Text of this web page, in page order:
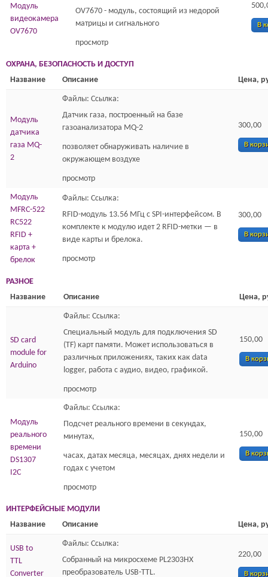
Модуль
видеокамера
OV7670
OV7670 - модуль, состоящий из недорой
матрицы и сигнального
просмотр
В
ОХРАНА, БЕЗОПАСНОСТЬ И ДОСТУП
Название
Описание Цена,
Модуль
датчика
газа MQ-
2
Файлы: Ссылка:
Датчик газа, построенный на базе
газоанализатора MQ-2
позволяет обнаруживать наличие в
окружающем воздухе
просмотр
300,00
В
Модуль
MFRC-522
RC522
RFID +
карта +
брелок
Файлы: Ссылка:
RFID-модуль 13.56 МГц с SPI-интерфейсом. В
комплекте к модулю идет 2 RFID-метки — в
виде карты и брелока.
просмотр
300,00
В
РАЗНОЕ
Название
Описание Цена,
SD card
module for
Arduino
Файлы: Ссылка:
Специальный модуль для подключения SD
(TF) карт памяти. Может использоваться в
различных приложениях, таких как data
logger, работа с аудио, видео, графикой.
просмотр
150,00
В
Модуль
реального
времени
DS1307
I2C
Файлы: Ссылка:
Подсчет реального времени в секундах,
минутах,
часах, датах месяца, месяцах, днях недели и
годах с учетом
просмотр
150,00
В
ИНТЕРФЕЙСНЫЕ МОДУЛИ
Название
Описание Цена,
USB to
TTL
Converter
Файлы: Ссылка:
Собранный на микросхеме PL2303HX
преобразователь USB-TTL.
220,00
В